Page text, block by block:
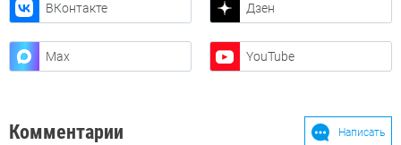
ВКонтакте Дзен
Max YouTube
Комментарии Написать